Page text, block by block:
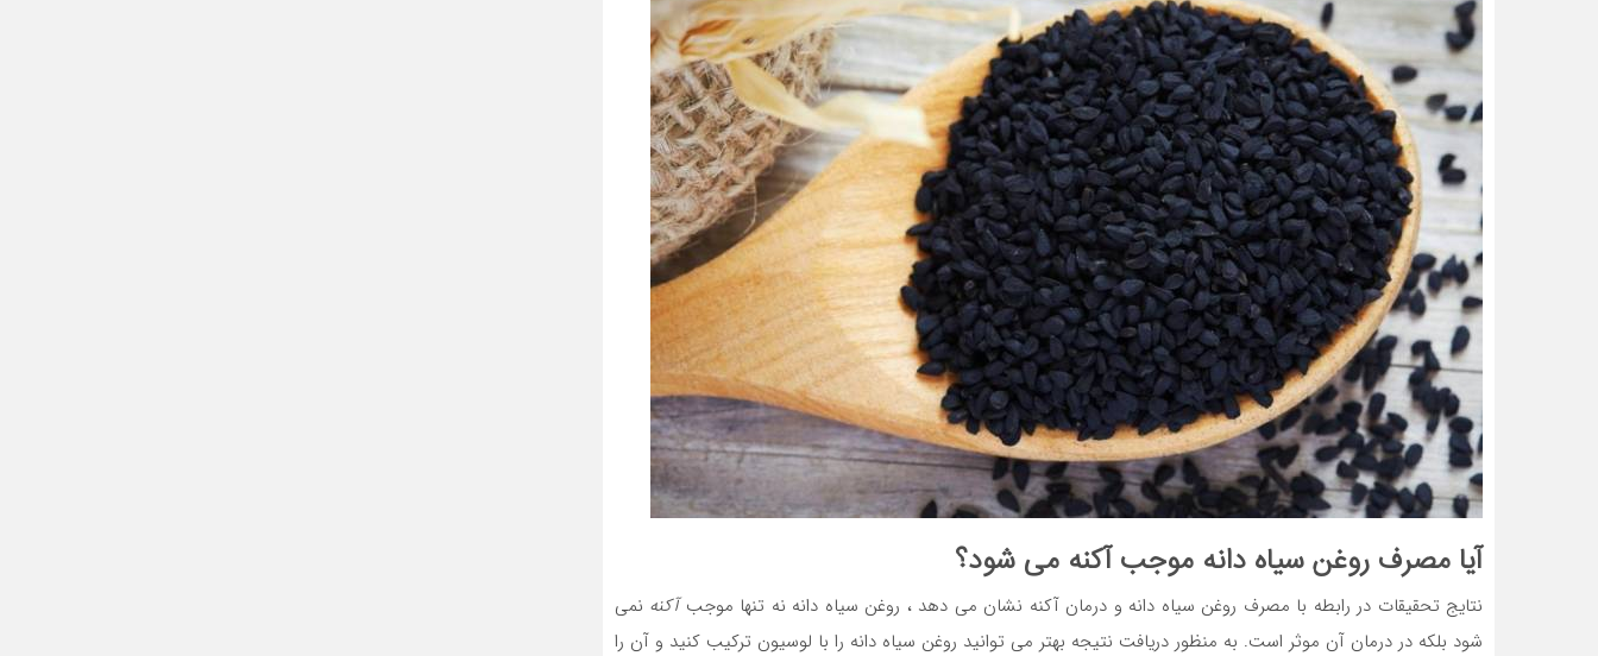
آیا مصرف روغن سیاه دانه موجبآکنه می شود؟
نتایج تحقیقات در رابطه با مصرف روغن سیاه دانه و درمان آکنه نشان می دهد ، روغن سیاه دانه نه تنها موجبآکنه نمی
شود بلکه در درمان آن موثر است. به منظور دریافت نتیجه بهتر می توانید روغن سیاه دانه را با لوسیون ترکیب کنید و آن را